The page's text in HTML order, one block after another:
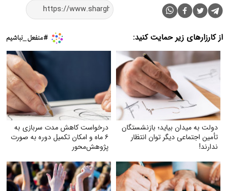
از کارزارهای زیر حمایت کنید:
دولت به میدان بیاید؛ بازنشستگان
تأمین اجتماعی دیگر توان انتظار
ندارند!
درخواست کاهش مدت سربازی به
۶ ماه و امکان تکمیل دوره به صورت
پژوهش‌محور